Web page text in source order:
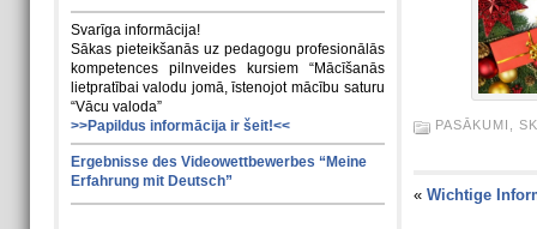
Svarīga informācija!
Sākas pieteikšanās uz pedagogu profesionālās
kompetences pilnveides kursiem “Mācīšanās
lietpratībai valodu jomā, īstenojot mācību saturu
“Vācu valoda”
>>Papildus informācija ir šeit!<<
Ergebnisse des Videowettbewerbes “Meine
Erfahrung mit Deutsch”
PASĀKUMI
« Wichtige